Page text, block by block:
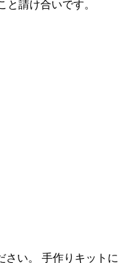
請け合いです。
さい。 手作りキットに